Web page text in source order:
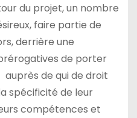
du projet, un nombre
faire partie de
derrière une
de porter
de qui de droit
spécificité de leur
compétences et